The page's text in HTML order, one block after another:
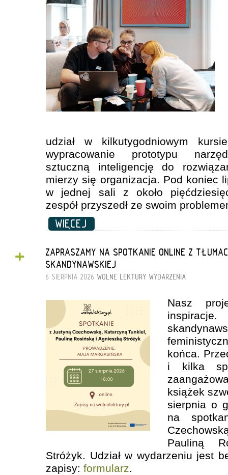
udział w kilkutygodniowym
wypracowanie prototypu
sztuczną inteligencję do
mierzy się organizacja. Pod koniec
w jednej sali z około
zespół przyszedł ze swoim
WIĘCEJ
+
ZAPRASZAMY NA SPOTKANIE ONLINE Z
SKANDYNAWSKIEJ
6 SIERPNIA 2026 WOLNE LEKTURY WYDARZENIA
Nasz
końca.
i kilka
książek
sierpnia o
na
Pauliną
Stróżyk. Udział w wydarzeniu jest
zapisy: formularz.